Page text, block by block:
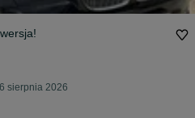
sierpnia 2026